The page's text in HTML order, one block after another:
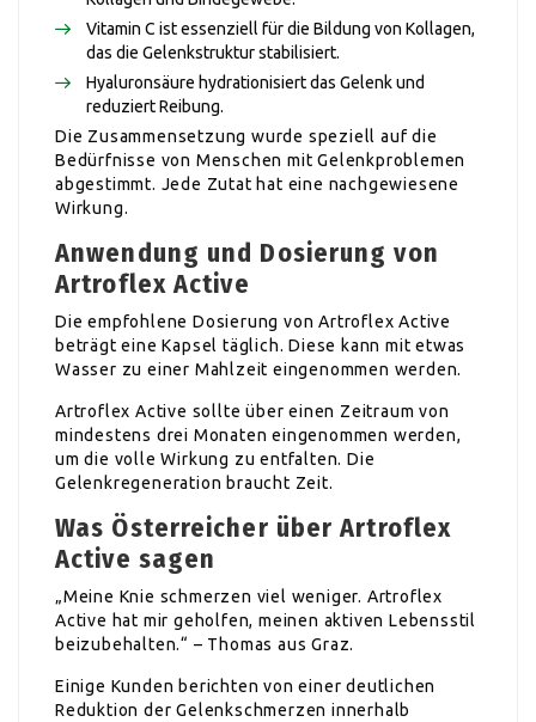
Vitamin C ist essenziell für die Bildung von Kollagen,
das die Gelenkstruktur stabilisiert.
Hyaluronsäure hydrationisiert das Gelenk und
reduziert Reibung.
Die Zusammensetzung wurde speziell auf die
Bedürfnisse von Menschen mit Gelenkproblemen
abgestimmt. Jede Zutat hat eine nachgewiesene
Wirkung.
Anwendung und Dosierung von
Artroflex Active
Die empfohlene Dosierung von Artroflex Active
beträgt eine Kapsel täglich. Diese kann mit etwas
Wasser zu einer Mahlzeit eingenommen werden.
Artroflex Active sollte über einen Zeitraum von
mindestens drei Monaten eingenommen werden,
um die volle Wirkung zu entfalten. Die
Gelenkregeneration braucht Zeit.
Was Österreicher über Artroflex
Active sagen
„Meine Knie schmerzen viel weniger. Artroflex
Active hat mir geholfen, meinen aktiven Lebensstil
beizubehalten.“ – Thomas aus Graz.
Einige Kunden berichten von einer deutlichen
Reduktion der Gelenkschmerzen innerhalb